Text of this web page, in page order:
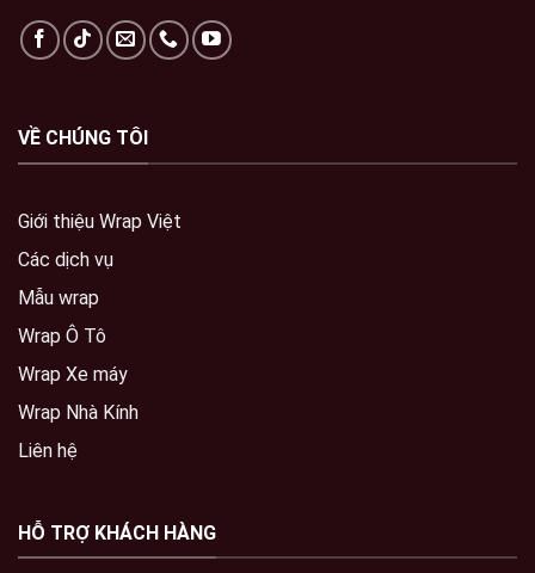
VỀ CHÚNG TÔI
Giới thiệu Wrap Việt
Các dịch vụ
Mẫu wrap
Wrap Ô Tô
Wrap Xe máy
Wrap Nhà Kính
Liên hệ
HỖ TRỢ KHÁCH HÀNG